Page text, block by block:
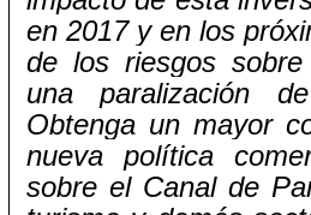
en 2017 y en los
de los riesgos
una paralización
Obtenga un mayor
nueva política
sobre el Canal de